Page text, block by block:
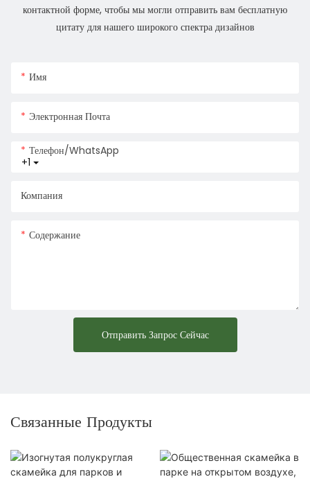
контактной форме, чтобы мы могли отправить вам бесплатную
цитату для нашего широкого спектра дизайнов
Имя
Электронная Почта
+1
Телефон/WhatsApp
Компания
Содержание
Отправить Запрос Сейчас
Связанные Продукты